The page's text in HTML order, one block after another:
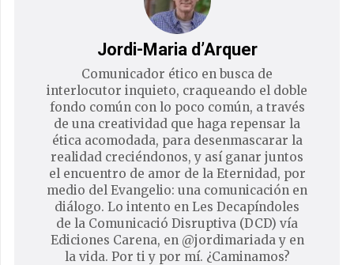
Jordi-Maria d’Arquer
Comunicador ético en busca de
interlocutor inquieto, craqueando el doble
fondo común con lo poco común, a través
de una creatividad que haga repensar la
ética acomodada, para desenmascarar la
realidad creciéndonos, y así ganar juntos
el encuentro de amor de la Eternidad, por
medio del Evangelio: una comunicación en
diálogo. Lo intento en Les Decapíndoles
de la Comunicació Disruptiva (DCD) vía
Ediciones Carena, en @jordimariada y en
la vida. Por ti y por mí. ¿Caminamos?